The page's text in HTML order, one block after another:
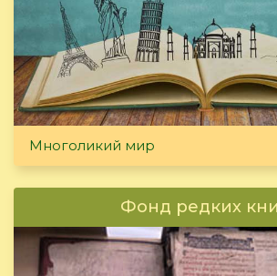
Многоликий мир
Фонд редких